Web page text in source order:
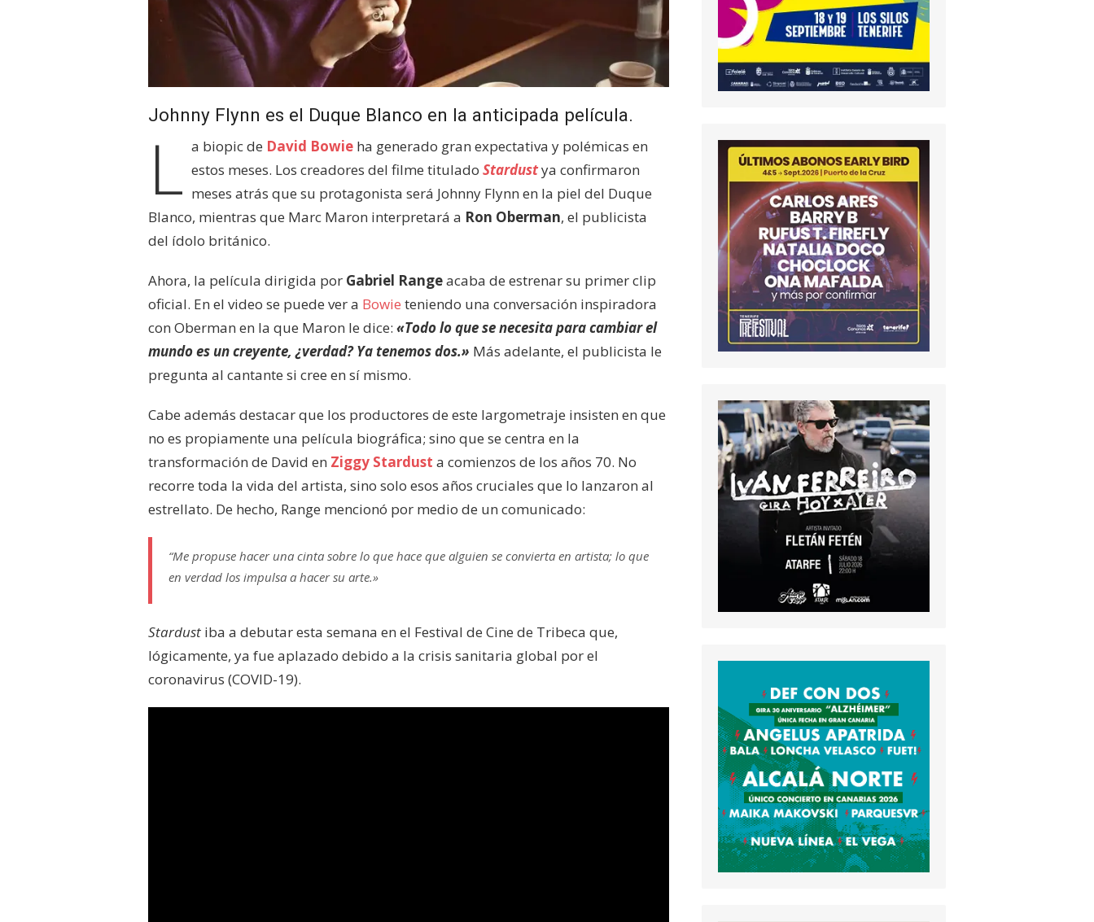
Johnny Flynn es el Duque Blanco en la anticipada película.
L a biopic de David Bowieha generado gran expectativa y polémicas en
estos meses. Los creadores del filme titulado Stardustya confirmaron
meses atrás que su protagonista será Johnny Flynn en la piel del Duque
Blanco, mientras que Marc Maron interpretará a Ron Oberman, el publicista
del ídolo británico.
Ahora, la película dirigida por Gabriel Rangeacaba de estrenar su primer clip
oficial. En el video se puede ver a Bowie teniendo una conversación inspiradora
con Oberman en la que Maron le dice: «Todo lo que se necesita para cambiar el
mundo es un creyente, ¿verdad? Ya tenemos dos.» Más adelante, el publicista le
pregunta al cantante si cree en sí mismo.
Cabe además destacar que los productores de este largometraje insisten en que
no es propiamente una película biográfica; sino que se centra en la
transformación de David en Ziggy Stardust a comienzos de los años 70. No
recorre toda la vida del artista, sino solo esos años cruciales que lo lanzaron al
estrellato. De hecho, Range mencionó por medio de un comunicado:
“Me propuse hacer una cinta sobre lo que hace que alguien se convierta en artista; lo que
en verdad los impulsa a hacer su arte.»
Stardust iba a debutar esta semana en el Festival de Cine de Tribeca que,
lógicamente, ya fue aplazado debido a la crisis sanitaria global por el
coronavirus (COVID-19).